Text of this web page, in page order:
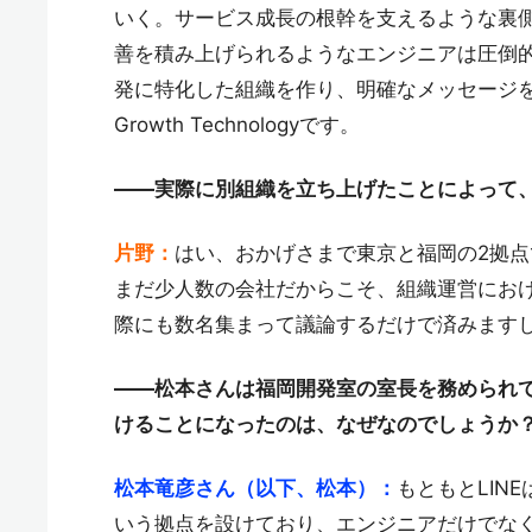
いく。サービス成長の根幹を支えるような
善を積み上げられるようなエンジニアは圧
発に特化した組織を作り、明確なメッセージ
Growth Technologyです。
——実際に別組織を立ち上げたことによって
片野： はい、おかげさまで東京と福岡の2拠
まだ少人数の会社だからこそ、組織運営に
際にも数名集まって議論するだけで済みます
——松本さんは福岡開発室の室長を務められ
けることになったのは、なぜなのでしょうか
松本竜彦さん（以下、松本）： もともとLINE
いう拠点を設けており、エンジニアだけでな